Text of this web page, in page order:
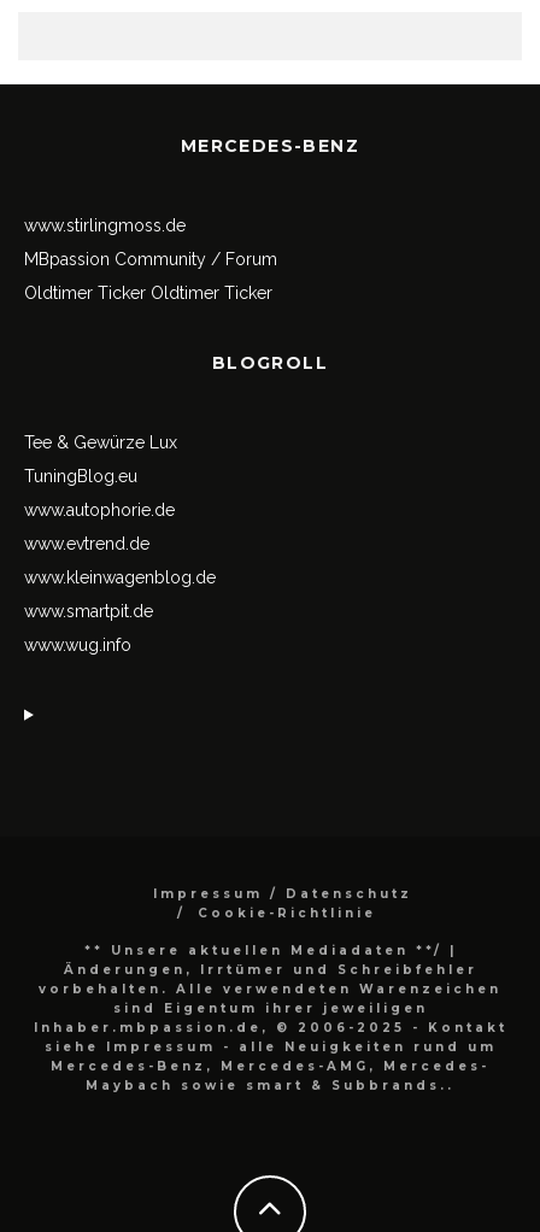
MERCEDES-BENZ
www.stirlingmoss.de
MBpassion Community / Forum
Oldtimer Ticker Oldtimer Ticker
BLOGROLL
Tee & Gewürze Lux
TuningBlog.eu
www.autophorie.de
www.evtrend.de
www.kleinwagenblog.de
www.smartpit.de
www.wug.info
Impressum / Datenschutz
Cookie-Richtlinie
** Unsere aktuellen Mediadaten **/
|
Änderungen, Irrtümer und Schreibfehler
vorbehalten. Alle verwendeten Warenzeichen
sind Eigentum ihrer jeweiligen
Inhaber.mbpassion.de, © 2006-2025 - Kontakt
siehe Impressum - alle Neuigkeiten rund um
Mercedes-Benz, Mercedes-AMG, Mercedes-
Maybach sowie smart & Subbrands..